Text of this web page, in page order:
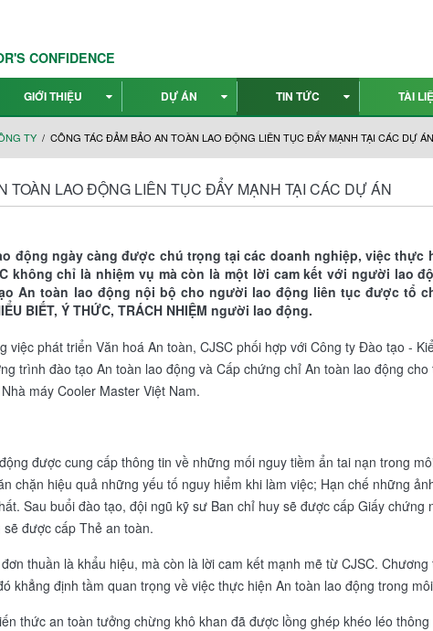
CONFIDENCE
GIỚI THIỆU DỰ ÁN TIN TỨC TÀI
TY CÔNG TÁC ĐẢM BẢO AN TOÀN LAO ĐỘNG LIÊN TỤC ĐẨY MẠNH TẠI CÁC DỰ ÁN
TOÀN LAO ĐỘNG LIÊN TỤC ĐẨY MẠNH TẠI CÁC DỰ ÁN
động ngày càng được chú trọng tại các doanh nghiệp, việc thực
không chỉ là nhiệm vụ mà còn là một lời cam kết với người lao
An toàn lao động nội bộ cho người lao động liên tục được tổ
BIẾT, Ý THỨC, TRÁCH NHIỆM người lao động.
việc phát triển Văn hoá An toàn, CJSC phối hợp với Công ty Đào tạo -
trình đào tạo An toàn lao động và Cấp chứng chỉ An toàn lao động
máy Cooler Master Việt Nam.
được cung cấp thông tin về những mối nguy tiềm ẩn tai nạn trong
chặn hiệu quả những yếu tố nguy hiểm khi làm việc; Hạn chế những
Sau buổi đào tạo, đội ngũ kỹ sư Ban chỉ huy sẽ được cấp Giấy chứng
được cấp Thẻ an toàn.
thuần là khẩu hiệu, mà còn là lời cam kết mạnh mẽ từ CJSC.
khẳng định tầm quan trọng về việc thực hiện An toàn lao động trong
thức an toàn tưởng chừng khô khan đã được lồng ghép khéo léo